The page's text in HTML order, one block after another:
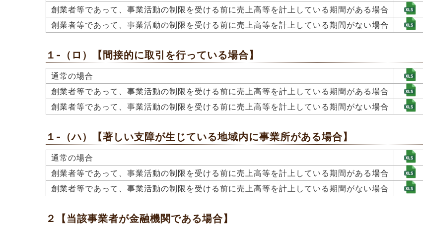
創業者等であって、事業活動の制限を受ける前に売上高等を計上している期間がある場合
創業者等であって、事業活動の制限を受ける前に売上高等を計上している期間がない場合
１-（ロ）【間接的に取引を行っている場合】
通常の場合
創業者等であって、事業活動の制限を受ける前に売上高等を計上している期間がある場合
創業者等であって、事業活動の制限を受ける前に売上高等を計上している期間がない場合
１-（ハ）【著しい支障が生じている地域内に事業所がある場合】
通常の場合
創業者等であって、事業活動の制限を受ける前に売上高等を計上している期間がある場合
創業者等であって、事業活動の制限を受ける前に売上高等を計上している期間がない場合
２【当該事業者が金融機関である場合】